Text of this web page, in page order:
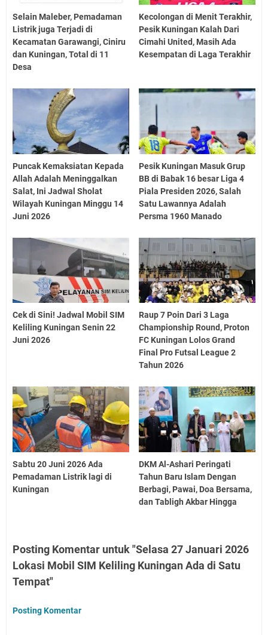
Selain Maleber, Pemadaman
Listrik juga Terjadi di
Kecamatan Garawangi, Ciniru
dan Kuningan, Total di 11
Desa
Kecolongan di Menit Terakhir,
Pesik Kuningan Kalah Dari
Cimahi United, Masih Ada
Kesempatan di Laga Terakhir
Puncak Kemaksiatan Kepada
Allah Adalah Meninggalkan
Salat, Ini Jadwal Sholat
Wilayah Kuningan Minggu 14
Juni 2026
Pesik Kuningan Masuk Grup
BB di Babak 16 besar Liga 4
Piala Presiden 2026, Salah
Satu Lawannya Adalah
Persma 1960 Manado
Cek di Sini! Jadwal Mobil SIM
Keliling Kuningan Senin 22
Juni 2026
Raup 7 Poin Dari 3 Laga
Championship Round, Proton
FC Kuningan Lolos Grand
Final Pro Futsal League 2
Tahun 2026
Sabtu 20 Juni 2026 Ada
Pemadaman Listrik lagi di
Kuningan
DKM Al-Ashari Peringati
Tahun Baru Islam Dengan
Berbagi, Pawai, Doa Bersama,
dan Tabligh Akbar Hingga
Posting Komentar untuk "Selasa 27 Januari 2026
Lokasi Mobil SIM Keliling Kuningan Ada di Satu
Tempat"
Posting Komentar